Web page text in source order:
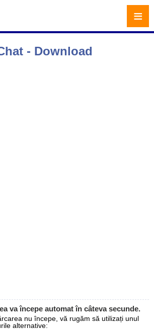
- Download
va începe automat în câteva secunde.
nu începe, vă rugăm să utilizați unul
alternative:
≡